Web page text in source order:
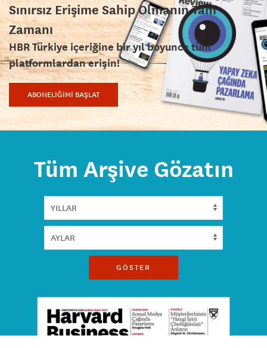
Sınırsız Erişime Sahip Olmanın Tam
Zamanı
HBR Türkiye içeriğine bir yıl boyunca tüm
platformlardan erişin!
ABONELİĞİMİ BAŞLAT
Tüm Arşive Gözatın
GÖSTER